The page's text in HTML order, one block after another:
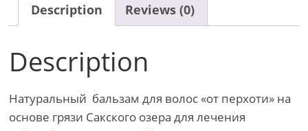
Description Reviews (0)
Description
Натуральный бальзам для волос «от перхоти» на
основе грязи Сакского озера для лечения